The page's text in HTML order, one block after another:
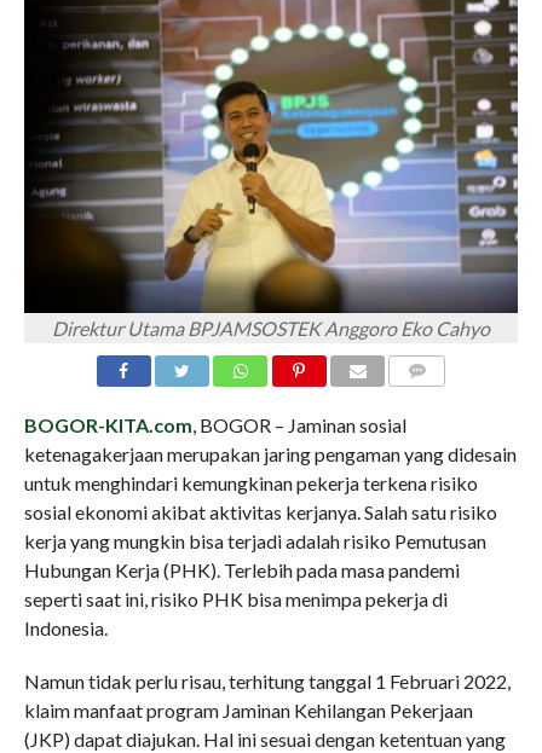
Direktur Utama BPJAMSOSTEK Anggoro Eko Cahyo
BOGOR-KITA.com, BOGOR – Jaminan sosial
ketenagakerjaan merupakan jaring pengaman yang didesain
untuk menghindari kemungkinan pekerja terkena risiko
sosial ekonomi akibat aktivitas kerjanya. Salah satu risiko
kerja yang mungkin bisa terjadi adalah risiko Pemutusan
Hubungan Kerja (PHK). Terlebih pada masa pandemi
seperti saat ini, risiko PHK bisa menimpa pekerja di
Indonesia.
Namun tidak perlu risau, terhitung tanggal 1 Februari 2022,
klaim manfaat program Jaminan Kehilangan Pekerjaan
(JKP) dapat diajukan. Hal ini sesuai dengan ketentuan yang